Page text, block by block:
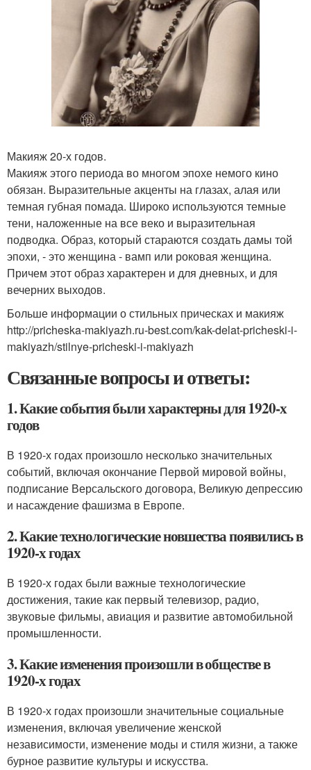
Макияж 20-х годов.
Макияж этого периода во многом эпохе немого кино
обязан. Выразительные акценты на глазах, алая или
темная губная помада. Широко используются темные
тени, наложенные на все веко и выразительная
подводка. Образ, который стараются создать дамы той
эпохи, - это женщина - вамп или роковая женщина.
Причем этот образ характерен и для дневных, и для
вечерних выходов.
Больше информации о стильных прическах и макияж
http://pricheska-makiyazh.ru-best.com/kak-delat-pricheski-i-
makiyazh/stilnye-pricheski-i-makiyazh
Связанные вопросы и ответы:
1. Какие события были характерны для 1920-х
годов
В 1920-х годах произошло несколько значительных
событий, включая окончание Первой мировой войны,
подписание Версальского договора, Великую депрессию
и насаждение фашизма в Европе.
2. Какие технологические новшества появились в
1920-х годах
В 1920-х годах были важные технологические
достижения, такие как первый телевизор, радио,
звуковые фильмы, авиация и развитие автомобильной
промышленности.
3. Какие изменения произошли в обществе в
1920-х годах
В 1920-х годах произошли значительные социальные
изменения, включая увеличение женской
независимости, изменение моды и стиля жизни, а также
бурное развитие культуры и искусства.